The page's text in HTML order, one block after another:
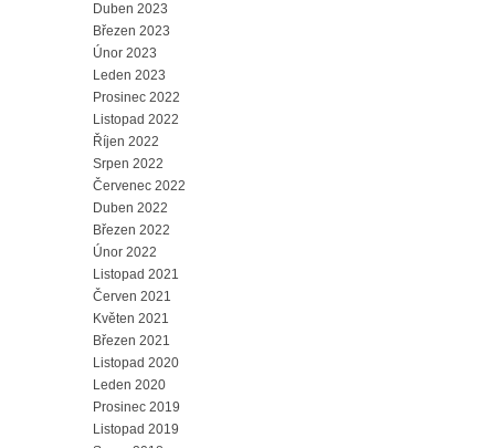
Duben 2023
Březen 2023
Únor 2023
Leden 2023
Prosinec 2022
Listopad 2022
Říjen 2022
Srpen 2022
Červenec 2022
Duben 2022
Březen 2022
Únor 2022
Listopad 2021
Červen 2021
Květen 2021
Březen 2021
Listopad 2020
Leden 2020
Prosinec 2019
Listopad 2019